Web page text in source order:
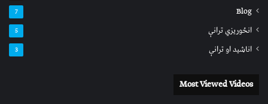
Blog
7
انځوریزي ترانې 5
اناشید او ترانې 3
Most Viewed Videos